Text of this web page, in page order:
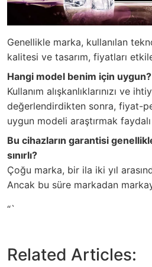
Genellikle marka, kullanılan
kalitesi ve tasarım, fiyatları
Hangi model benim için uygun?
Kullanım alışkanlıklarınızı ve
değerlendirdikten sonra, fiyat-
uygun modeli araştırmak
Bu cihazların garantisi
sınırlı?
Çoğu marka, bir ila iki yıl
Ancak bu süre markadan
“`
Related Articles: